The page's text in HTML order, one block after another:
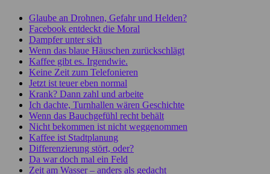
Glaube an Drohnen, Gefahr und Helden?
Facebook entdeckt die Moral
Dampfer unter sich
Wenn das blaue Häuschen zurückschlägt
Kaffee gibt es. Irgendwie.
Keine Zeit zum Telefonieren
Jetzt ist teuer eben normal
Krank? Dann zahl und arbeite
Ich dachte, Turnhallen wären Geschichte
Wenn das Bauchgefühl recht behält
Nicht bekommen ist nicht weggenommen
Kaffee ist Stadtplanung
Differenzierung stört, oder?
Da war doch mal ein Feld
Zeit am Wasser – anders als gedacht